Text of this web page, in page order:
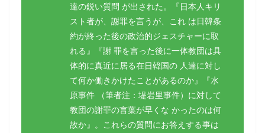
達の鋭い質問 が出された。『日本人キリ
スト者が、謝罪を言うが、これ は日韓条
約が終った後の政治的ジェスチャーに取
れる』『謝 罪を言った後に一体教団は具
体的に真近に居る在日韓国の 人達に対し
て何か働きかけたことがあるのか』『水
原事件 （筆者注：堤岩里事件）に対して
教団の謝罪の言葉が早くな かったのは何
故か』。これらの質問にお答えする事は